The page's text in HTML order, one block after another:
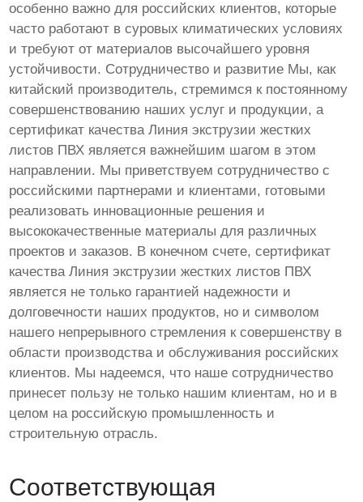
особенно важно для российских клиентов, которые
часто работают в суровых климатических условиях
и требуют от материалов высочайшего уровня
устойчивости. Сотрудничество и развитие Мы, как
китайский производитель, стремимся к постоянному
совершенствованию наших услуг и продукции, а
сертификат качества Линия экструзии жестких
листов ПВХ является важнейшим шагом в этом
направлении. Мы приветствуем сотрудничество с
российскими партнерами и клиентами, готовыми
реализовать инновационные решения и
высококачественные материалы для различных
проектов и заказов. В конечном счете, сертификат
качества Линия экструзии жестких листов ПВХ
является не только гарантией надежности и
долговечности наших продуктов, но и символом
нашего непрерывного стремления к совершенству в
области производства и обслуживания российских
клиентов. Мы надеемся, что наше сотрудничество
принесет пользу не только нашим клиентам, но и в
целом на российскую промышленность и
строительную отрасль.
Соответствующая